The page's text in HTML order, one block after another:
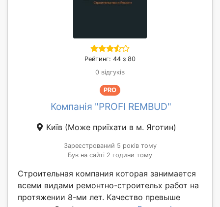
Рейтинг: 44 з 80
0 відгуків
PRO
Компанія "PROFI REMBUD"
Київ (Може приїхати в м. Яготин)
Зареєстрований 5 років тому
Був на сайті 2 години тому
Строительная компания которая занимается
всеми видами ремонтно-строительх работ на
протяжении 8-ми лет. Качество превыше